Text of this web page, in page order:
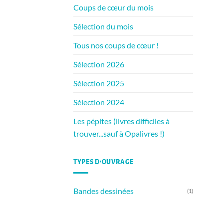
Coups de cœur du mois
Sélection du mois
Tous nos coups de cœur !
Sélection 2026
Sélection 2025
Sélection 2024
Les pépites (livres difficiles à
trouver...sauf à Opalivres !)
TYPES D’OUVRAGE
Bandes dessinées (1)